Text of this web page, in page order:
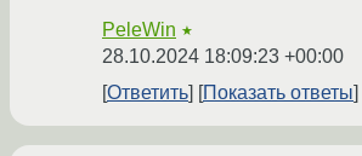
PeleWin ★
28.10.2024 18:09:23 +00:00
Ответить
Показать ответы